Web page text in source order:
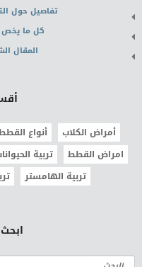
تفاصيل حول
كل ما يخص
المقال
أمراض الكلاب أنواع
امراض القطط
تربية
تربية الهامستر